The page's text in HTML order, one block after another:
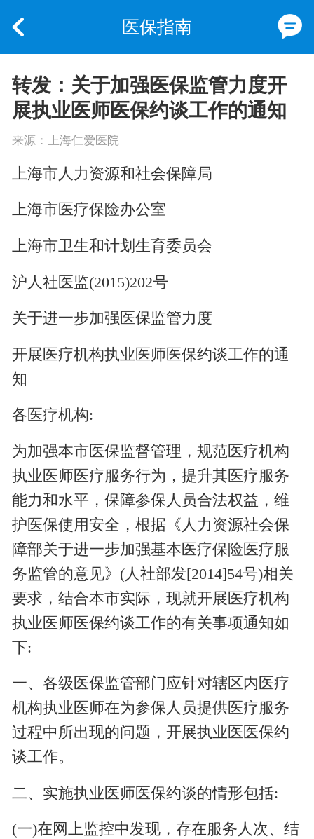
医保指南
转发：关于加强医保监管力度开
展执业医师医保约谈工作的通知
来源：上海仁爱医院
上海市人力资源和社会保障局
上海市医疗保险办公室
上海市卫生和计划生育委员会
沪人社医监(2015)202号
关于进一步加强医保监管力度
开展医疗机构执业医师医保约谈工作的通
知
各医疗机构:
为加强本市医保监督管理，规范医疗机构
执业医师医疗服务行为，提升其医疗服务
能力和水平，保障参保人员合法权益，维
护医保使用安全，根据《人力资源社会保
障部关于进一步加强基本医疗保险医疗服
务监管的意见》(人社部发[2014]54号)相关
要求，结合本市实际，现就开展医疗机构
执业医师医保约谈工作的有关事项通知如
下:
一、各级医保监管部门应针对辖区内医疗
机构执业医师在为参保人员提供医疗服务
过程中所出现的问题，开展执业医医保约
谈工作。
二、实施执业医师医保约谈的情形包括:
(一)在网上监控中发现，存在服务人次、结